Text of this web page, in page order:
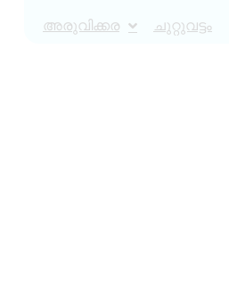
അരുവിക്കര ചുറ്റുവട്ടം